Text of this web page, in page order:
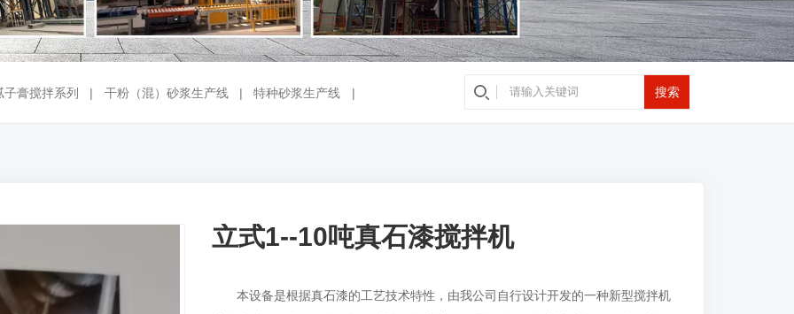
子膏搅拌系列 | 干粉（混）砂浆生产线 | 特种砂浆生产线 |
立式1--10吨真石漆搅拌机
本设备是根据真石漆的工艺技术特性，由我公司自行设计开发的一种新型搅拌机